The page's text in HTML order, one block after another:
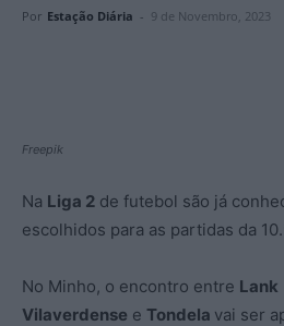
Por Estação Diária - 9 de Novembro, 2023
Freepik
Na Liga 2 de futebol são já
escolhidos para as partidas da
No Minho, o encontro entre Lank
Vilaverdense e Tondela vai ser